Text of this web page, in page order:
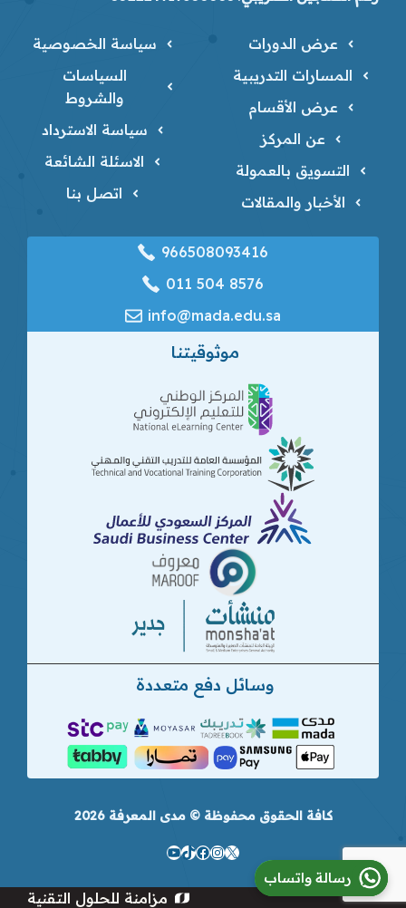
عرض الدورات
المسارات التدريبية
عرض الأقسام
عن المركز
التسويق بالعمولة
الأخبار والمقالات
سياسة الخصوصية
السياسات
والشروط
سياسة الاسترداد
الاسئلة الشائعة
اتصل بنا
966508093416
‎011 504 8576
info@mada.edu.sa
موثوقيتنا
وسائل دفع متعددة
كافة الحقوق محفوظة © مدى المعرفة 2026
إكسإنستجرام
فيسبوك
تيك
توك
يوتيوب
مزامنة للحلول التقنية
رسالة واتساب